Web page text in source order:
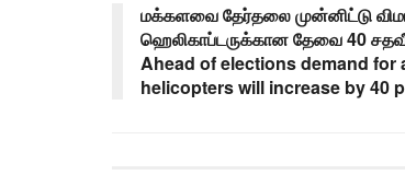
மக்களவை தேர்தலை முன்னிட்டு
ஹெலிகாப்டருக்கான தேவை 40
Ahead of elections demand for
helicopters will increase by 40